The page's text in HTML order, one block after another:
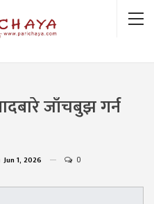
जाँचबुझ गर्न
Jun 1, 2026 0